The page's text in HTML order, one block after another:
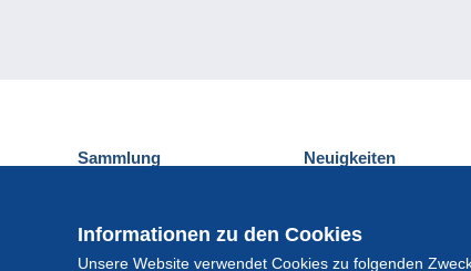
Informationen zu den Cookies
Unsere Website verwendet Cookies zu folgenden
Sammlung
Münzen und Banknoten
Neuigkeiten